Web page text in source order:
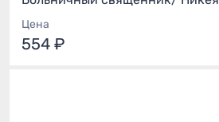
Цена
554 ₽